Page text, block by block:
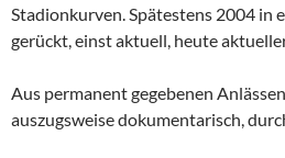
Stadionkurven. Spätestens 2004 in
gerückt, einst aktuell, heute
Aus permanent gegebenen
auszugsweise dokumentarisch,